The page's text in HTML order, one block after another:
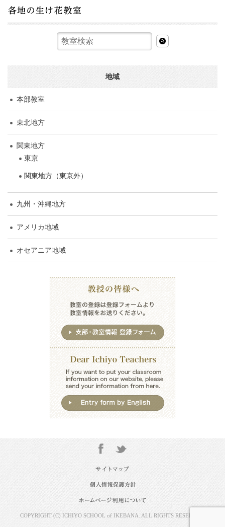
地域
本部教室
東北地方
関東地方
東京
関東地方（東京外）
九州・沖縄地方
アメリカ地域
オセアニア地域
COPYRIGHT (C) ICHIYO SCHOOL of IKEBANA. ALL RIGHTS RESERVED.